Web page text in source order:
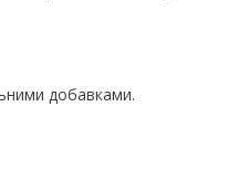
добавками.